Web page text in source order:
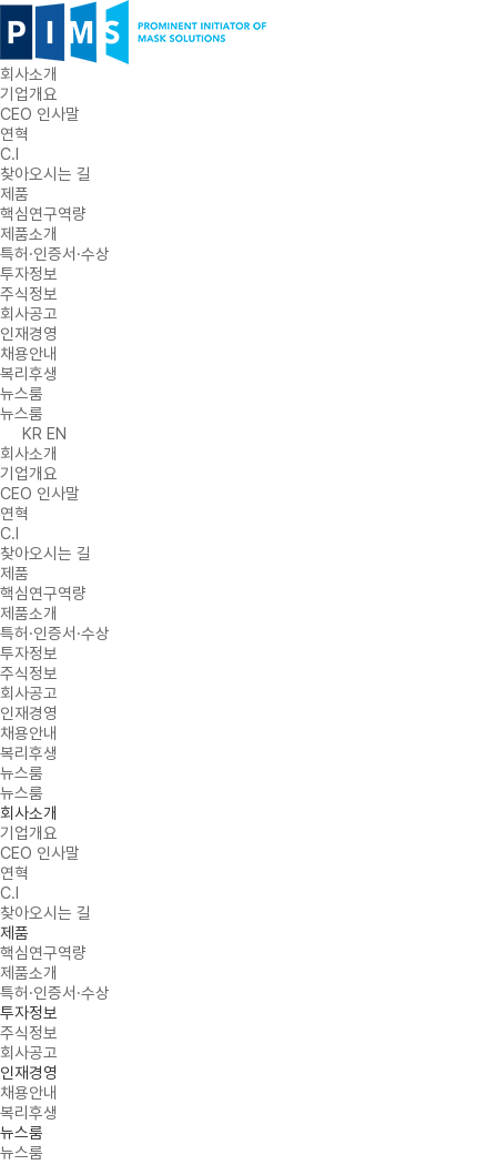
회사소개
기업개요
CEO 인사말
연혁
C.I
찾아오시는 길
제품
핵심연구역량
제품소개
특허·인증서·수상
투자정보
주식정보
회사공고
인재경영
채용안내
복리후생
뉴스룸
뉴스룸
KR EN
회사소개
기업개요
CEO 인사말
연혁
C.I
찾아오시는 길
제품
핵심연구역량
제품소개
특허·인증서·수상
투자정보
주식정보
회사공고
인재경영
채용안내
복리후생
뉴스룸
뉴스룸
회사소개
기업개요
CEO 인사말
연혁
C.I
찾아오시는 길
제품
핵심연구역량
제품소개
특허·인증서·수상
투자정보
주식정보
회사공고
인재경영
채용안내
복리후생
뉴스룸
뉴스룸